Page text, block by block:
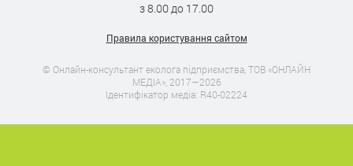
з 8.00 до 17.00
Правила користування сайтом
© Онлайн-консультант еколога підприємства, ТОВ «ОНЛАЙН
МЕДІА», 2017—2026
Ідентифікатор медіа: R40-02224